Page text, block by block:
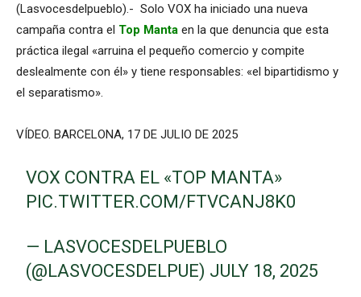
(Lasvocesdelpueblo).- Solo VOX ha iniciado una nueva
campaña contra el Top Manta en la que denuncia que esta
práctica ilegal «arruina el pequeño comercio y compite
deslealmente con él» y tiene responsables: «el bipartidismo y
el separatismo».
VÍDEO. BARCELONA, 17 DE JULIO DE 2025
VOX CONTRA EL «TOP MANTA»
PIC.TWITTER.COM/FTVCANJ8K0
— LASVOCESDELPUEBLO
(@LASVOCESDELPUE) JULY 18, 2025